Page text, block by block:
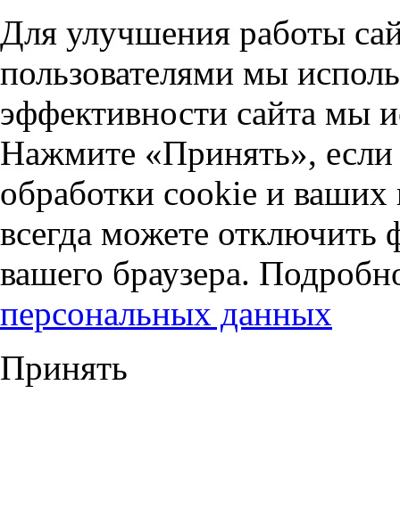
Для улучшения работы
пользователями мы
эффективности сайта мы
Нажмите «Принять», если
обработки cookie и
всегда можете отключить
вашего браузера.
персональных данных
Принять